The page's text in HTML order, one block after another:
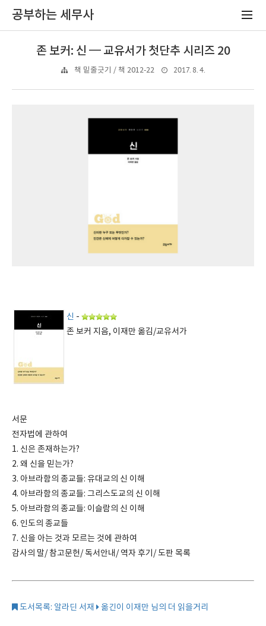
공부하는 세무사
존 보커: 신 ━ 교유서가 첫단추 시리즈 20
책 밑줄긋기 / 책 2012-22 2017. 8. 4.
신 -
존 보커 지음, 이재만 옮김/교유서가
서문
전자법에 관하여
1. 신은 존재하는가?
2. 왜 신을 믿는가?
3. 아브라함의 종교들: 유대교의 신 이해
4. 아브라함의 종교들: 그리스도교의 신 이해
5. 아브라함의 종교들: 이슬람의 신 이해
6. 인도의 종교들
7. 신을 아는 것과 모르는 것에 관하여
감사의 말/ 참고문헌/ 독서안내/ 역자 후기/ 도판 목록
도서목록: 알라딘 서재 옮긴이 이재만 님의 더 읽을거리